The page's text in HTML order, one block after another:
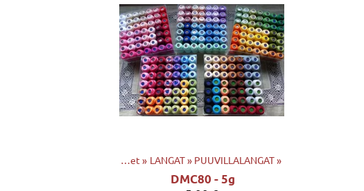
Tuotteet ‪» LANGAT‪» PUUVILLALANGAT‪»
DMC80 - 5g